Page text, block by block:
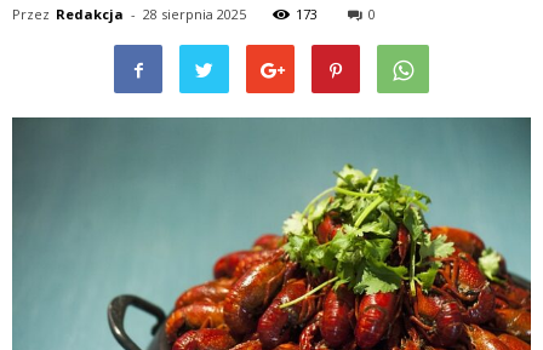
Przez Redakcja - 28 sierpnia 2025 173 0